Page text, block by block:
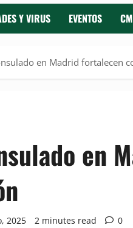
Y VIRUS EVENTOS
en Madrid fortalecen
en
2025 2 minutes read 0